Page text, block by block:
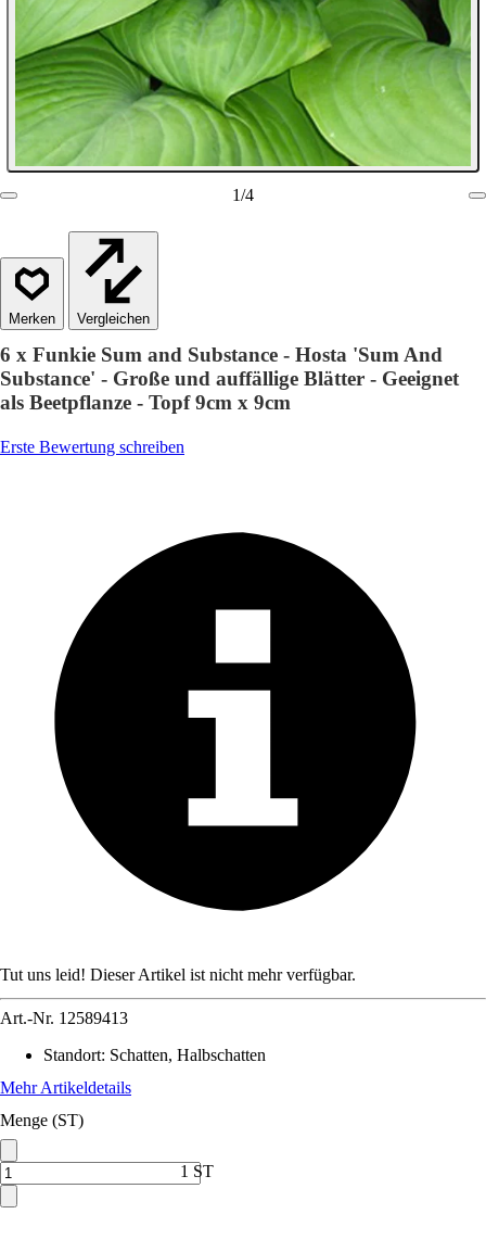
1/4
Vergleichen
6 x Funkie Sum and Substance - Hosta 'Sum And
Substance' - Große und auffällige Blätter - Geeignet
als Beetpflanze - Topf 9cm x 9cm
Erste Bewertung schreiben
Tut uns leid! Dieser Artikel ist nicht mehr verfügbar.
Art.-Nr. 12589413
Standort: Schatten, Halbschatten
Mehr Artikeldetails
Menge (ST)
1 ST